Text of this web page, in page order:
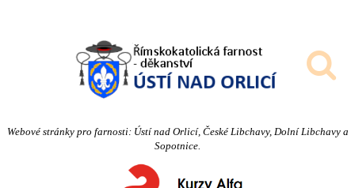
Webové stránky pro farnosti: Ústí nad Orlicí, České Libchavy, Dolní Libchavy a
Sopotnice.